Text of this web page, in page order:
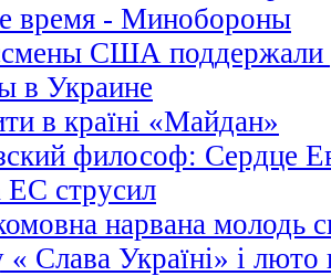
время - Минобороны
США поддержали
в Украине
в країні «Майдан»
философ: Сердце
ЕС струсил
нарвана молодь
Слава Україні» і люто